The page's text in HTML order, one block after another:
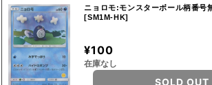
ニョロモ:モンスターボール柄番号
[SM1M-HK]
¥100
在庫なし
SOLD OUT